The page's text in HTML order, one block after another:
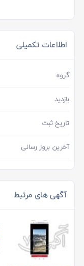
اطلاعات تکمیلی
گروه
بازدید
تاریخ ثبت
آخرین بروز رسانی
آگهی های مرتبط